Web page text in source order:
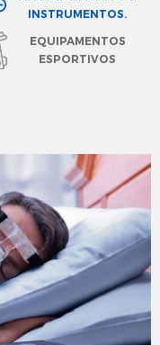
INSTRUMENTOS.
EQUIPAMENTOS
ESPORTIVOS